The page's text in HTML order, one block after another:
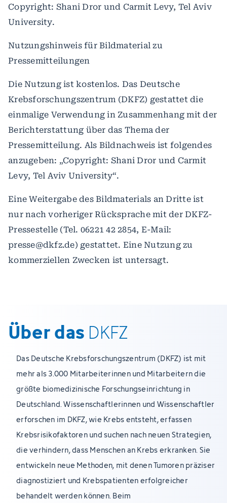
Copyright: Shani Dror und Carmit Levy, Tel Aviv
University.
Nutzungshinweis für Bildmaterial zu
Pressemitteilungen
Die Nutzung ist kostenlos. Das Deutsche
Krebsforschungszentrum (DKFZ) gestattet die
einmalige Verwendung in Zusammenhang mit der
Berichterstattung über das Thema der
Pressemitteilung. Als Bildnachweis ist folgendes
anzugeben: „Copyright: Shani Dror und Carmit
Levy, Tel Aviv University“.
Eine Weitergabe des Bildmaterials an Dritte ist
nur nach vorheriger Rücksprache mit der DKFZ-
Pressestelle (Tel. 06221 42 2854, E-Mail:
presse@dkfz.de) gestattet. Eine Nutzung zu
kommerziellen Zwecken ist untersagt.
Über das DKFZ
Das Deutsche Krebsforschungszentrum (DKFZ) ist mit
mehr als 3.000 Mitarbeiterinnen und Mitarbeitern die
größte biomedizinische Forschungseinrichtung in
Deutschland. Wissenschaftlerinnen und Wissenschaftler
erforschen im DKFZ, wie Krebs entsteht, erfassen
Krebsrisikofaktoren und suchen nach neuen Strategien,
die verhindern, dass Menschen an Krebs erkranken. Sie
entwickeln neue Methoden, mit denen Tumoren präziser
diagnostiziert und Krebspatienten erfolgreicher
behandelt werden können. Beim